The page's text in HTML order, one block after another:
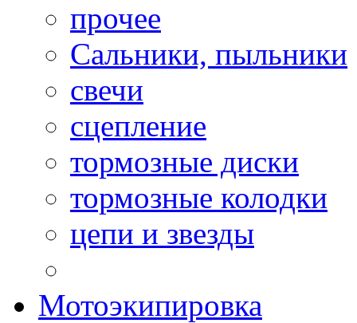
прочее
Сальники, пыльники
свечи
сцепление
тормозные диски
тормозные колодки
цепи и звезды
Мотоэкипировка